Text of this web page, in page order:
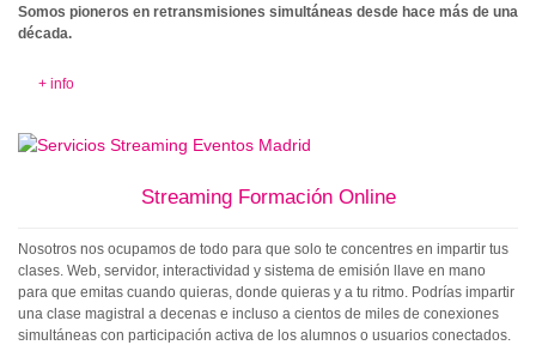
Somos pioneros en retransmisiones simultáneas desde hace más de una
década.
+ info
Streaming Formación Online
Nosotros nos ocupamos de todo para que solo te concentres en impartir tus
clases. Web, servidor, interactividad y sistema de emisión llave en mano
para que emitas cuando quieras, donde quieras y a tu ritmo. Podrías impartir
una clase magistral a decenas e incluso a cientos de miles de conexiones
simultáneas con participación activa de los alumnos o usuarios conectados.